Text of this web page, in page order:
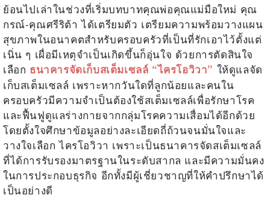
ย้อนไปเล่าในช่วงที่เริ่มบทบาทคุณพ่อคุณแม่มือใหม่ คุณ
กรณ์-คุณศรีริต้า ได้เตรียมตัว เตรียมความพร้อมวางแผน
สุขภาพในอนาคตสำหรับครอบครัวที่เป็นที่รักเอาไว้ตั้งแต่
เนิ่น ๆ เผื่อมีเหตุจำเป็นเกิดขึ้นก็อุ่นใจ ด้วยการตัดสินใจ
เลือก ธนาคารจัดเก็บสเต็มเซลล์ “ไครโอวิวา” ให้ดูแลจัด
เก็บสเต็มเซลล์ เพราะหากวันใดที่ลูกน้อยและคนใน
ครอบครัวมีความจำเป็นต้องใช้สเต็มเซลล์เพื่อรักษาโรค
และฟื้นฟูดูแลร่างกายจากกลุ่มโรคความเสื่อมได้อีกด้วย
โดยตั้งใจศึกษาข้อมูลอย่างละเอียดถี่ถ้วนจนมั่นใจและ
วางใจเลือก ไครโอวิวา เพราะเป็นธนาคารจัดสเต็มเซลล์
ที่ได้การรับรองมาตรฐานในระดับสากล และมีความมั่นคง
ในการประกอบธุรกิจ อีกทั้งมีผู้เชี่ยวชาญที่ให้คำปรึกษาได้
เป็นอย่างดี